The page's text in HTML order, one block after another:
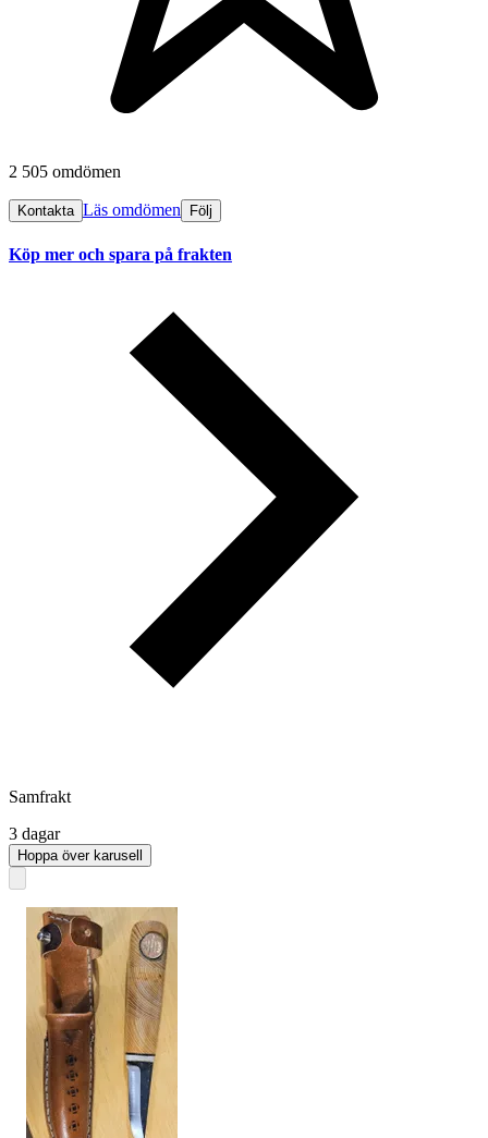
2 505 omdömen
Kontakta Läs omdömen Följ
Köp mer och spara på frakten
Samfrakt
3 dagar
Hoppa över karusell